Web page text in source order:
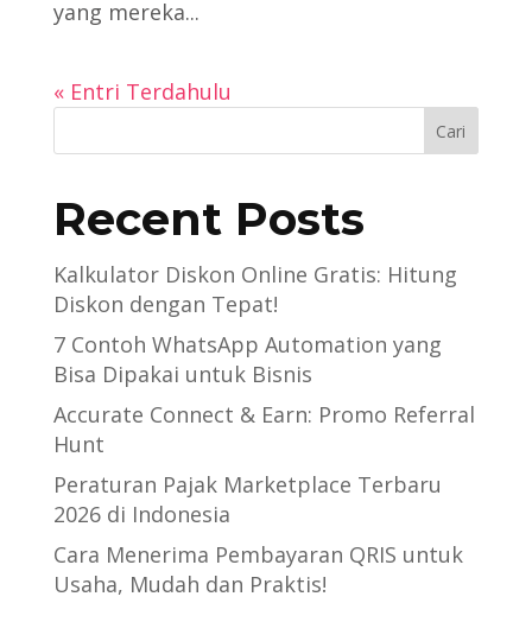
yang mereka...
« Entri Terdahulu
Cari
Recent Posts
Kalkulator Diskon Online Gratis: Hitung
Diskon dengan Tepat!
7 Contoh WhatsApp Automation yang
Bisa Dipakai untuk Bisnis
Accurate Connect & Earn: Promo Referral
Hunt
Peraturan Pajak Marketplace Terbaru
2026 di Indonesia
Cara Menerima Pembayaran QRIS untuk
Usaha, Mudah dan Praktis!